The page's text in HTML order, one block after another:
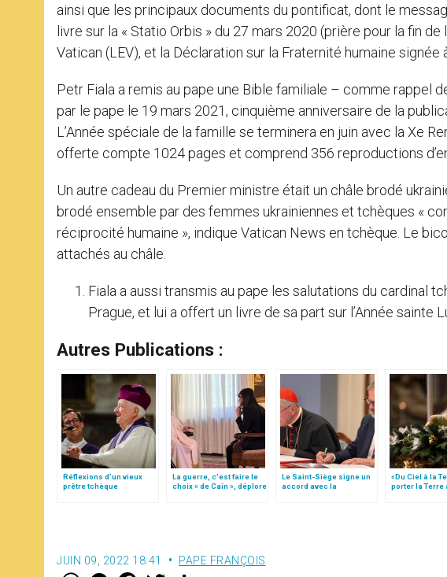
ainsi que les principaux documents du pontificat, dont le
livre sur la « Statio Orbis » du 27 mars 2020 (prière pour la fin
Vatican (LEV), et la Déclaration sur la Fraternité humaine signée
Petr Fiala a remis au pape une Bible familiale – comme rappel
par le pape le 19 mars 2021, cinquième anniversaire de la
L’Année spéciale de la famille se terminera en juin avec la Xe
offerte compte 1024 pages et comprend 356 reproductions
Un autre cadeau du Premier ministre était un châle brodé
brodé ensemble par des femmes ukrainiennes et tchèques «
réciprocité humaine », indique Vatican News en tchèque. Le
attachés au châle.
Fiala a aussi transmis au pape les salutations du cardinal
Prague, et lui a offert un livre de sa part sur l’Année sainte
Autres Publications :
Réflexions d’un vieux
prêtre tchèque
La guerre, c’est faire le
choix « de Caïn », déplore
Le Saint-Siège signe un
accord avec la
«Du Ciel à la
porter la Terre
JUIN 09, 2022 18:41 PAPE FRANÇOIS